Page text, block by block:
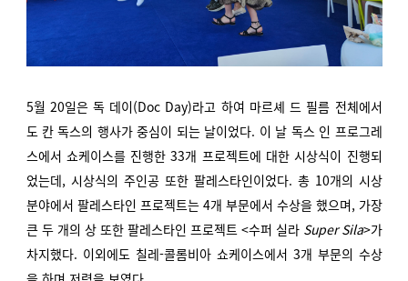
5월 20일은 독 데이(Doc Day)라고 하여 마르셰 드 필름 전체에서
도 칸 독스의 행사가 중심이 되는 날이었다. 이 날 독스 인 프로그레
스에서 쇼케이스를 진행한 33개 프로젝트에 대한 시상식이 진행되
었는데, 시상식의 주인공 또한 팔레스타인이었다. 총 10개의 시상
분야에서 팔레스타인 프로젝트는 4개 부문에서 수상을 했으며, 가장
큰 두 개의 상 또한 팔레스타인 프로젝트 <수퍼 실라 Super Sila>가
차지했다. 이외에도 칠레-콜롬비아 쇼케이스에서 3개 부문의 수상